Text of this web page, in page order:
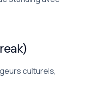
culturels,